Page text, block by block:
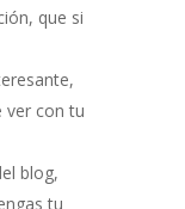
que si
ver con tu
blog,
tu